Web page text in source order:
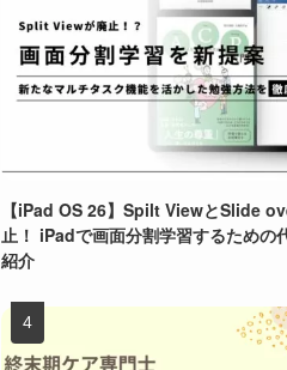
【iPad OS 26】Spilt ViewとSlide
止！ iPadで画面分割学習するための
紹介